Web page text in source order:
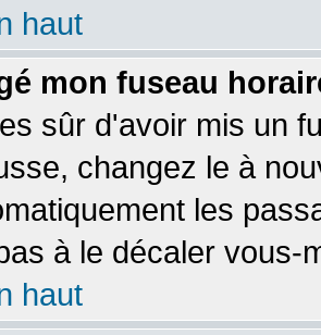
haut
mon fuseau
sûr d'avoir mis un
changez le à
les
à le décaler vous-
haut